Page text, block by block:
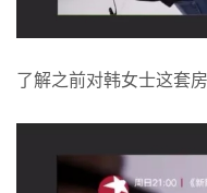
了解之前对韩女士这套